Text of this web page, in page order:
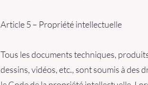
Article 5 – Propriété intellectuelle
Tous les documents techniques,
dessins, vidéos, etc., sont soumis à des